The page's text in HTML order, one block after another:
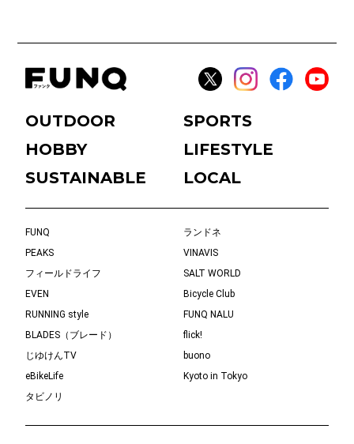
OUTDOOR
SPORTS
HOBBY
LIFESTYLE
SUSTAINABLE
LOCAL
FUNQ
ランドネ
PEAKS
VINAVIS
フィールドライフ
SALT WORLD
EVEN
Bicycle Club
RUNNING style
FUNQ NALU
BLADES（ブレード）
flick!
じゆけんTV
buono
eBikeLife
Kyoto in Tokyo
タビノリ